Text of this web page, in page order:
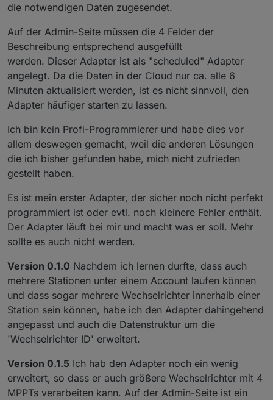
die notwendigen Daten zugesendet.
Auf der Admin-Seite müssen die 4 Felder der
Beschreibung entsprechend ausgefüllt
werden. Dieser Adapter ist als "scheduled" Adapter
angelegt. Da die Daten in der Cloud nur ca. alle 6
Minuten aktualisiert werden, ist es nicht sinnvoll, den
Adapter häufiger starten zu lassen.
Ich bin kein Profi-Programmierer und habe dies vor
allem deswegen gemacht, weil die anderen Lösungen
die ich bisher gefunden habe, mich nicht zufrieden
gestellt haben.
Es ist mein erster Adapter, der sicher noch nicht perfekt
programmiert ist oder evtl. noch kleinere Fehler enthält.
Der Adapter läuft bei mir und macht was er soll. Mehr
sollte es auch nicht werden.
Version 0.1.0 Nachdem ich lernen durfte, dass auch
mehrere Stationen unter einem Account laufen können
und dass sogar mehrere Wechselrichter innerhalb einer
Station sein können, habe ich den Adapter dahingehend
angepasst und auch die Datenstruktur um die
'Wechselrichter ID' erweitert.
Version 0.1.5 Ich hab den Adapter noch ein wenig
erweitert, so dass er auch größere Wechselrichter mit 4
MPPTs verarbeiten kann. Auf der Admin-Seite ist ein